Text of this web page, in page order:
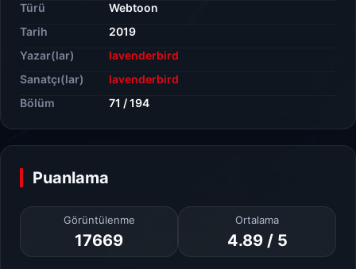
Türü
Webtoon
Tarih
2019
Yazar(lar)
lavenderbird
Sanatçı(lar)
lavenderbird
Bölüm
71 / 194
Puanlama
Görüntülenme
17669
Ortalama
4.89 / 5